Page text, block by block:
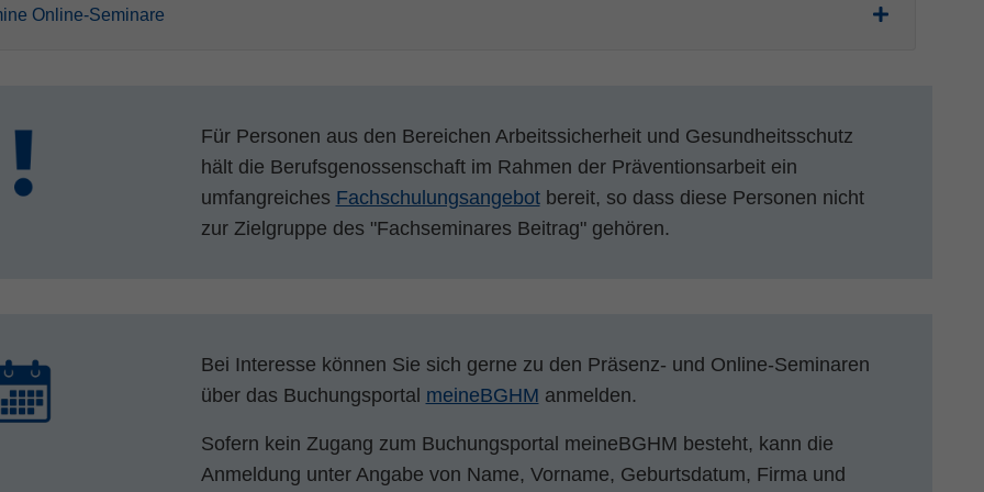
Online-Seminare
Für Personen aus den Bereichen Arbeitssicherheit und Gesundheitsschutz
hält die Berufsgenossenschaft im Rahmen der Präventionsarbeit ein
umfangreiches Fachschulungsangebotbereit, so dass diese Personen nicht
zur Zielgruppe des "Fachseminares Beitrag" gehören.
Bei Interesse können Sie sich gerne zu den Präsenz- und Online-Seminaren
über das Buchungsportal meineBGHM anmelden.
Sofern kein Zugang zum Buchungsportal meineBGHM besteht, kann die
Anmeldung unter Angabe von Name, Vorname, Geburtsdatum, Firma und